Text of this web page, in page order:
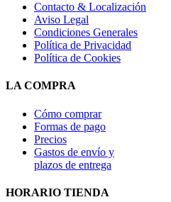
Contacto & Localización
Aviso Legal
Condiciones Generales
Política de Privacidad
Política de Cookies
LA COMPRA
Cómo comprar
Formas de pago
Precios
Gastos de envío y
plazos de entrega
HORARIO TIENDA